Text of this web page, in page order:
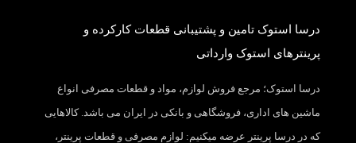
درسا استوک تامین و پشتیبانی قطعات کارکرده و
پرینترهای استوک وارداتی
درسا استوک؛ مرجع فروش لوازم، مواد و قطعات مصرفی انواع
ماشین های اداری، فروشگاهی و بانکی در ایران می باشد. کالاهایی
که در درسا پرینتر عرضه میکنیم: لوازم مصرفی و قطعات پرینتر،